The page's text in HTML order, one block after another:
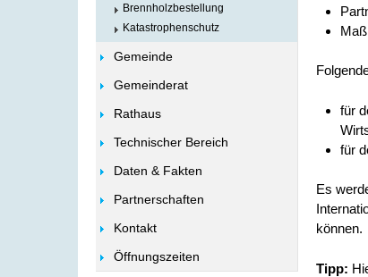
Brennholzbestellung
Katastrophenschutz
Gemeinde
Gemeinderat
Rathaus
Technischer Bereich
Daten & Fakten
Partnerschaften
Kontakt
Öffnungszeiten
für
für
Es
können.
Tipp: